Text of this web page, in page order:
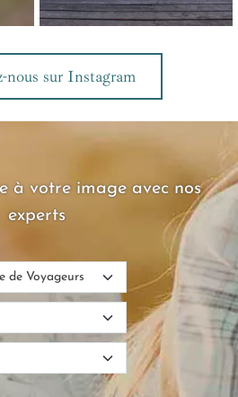
nous sur Instagram
à votre image avec nos
experts